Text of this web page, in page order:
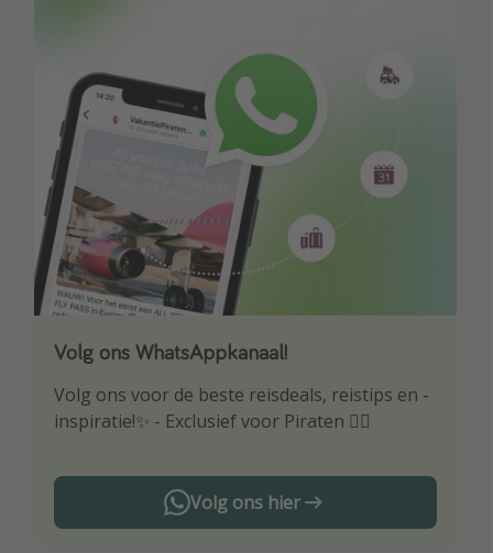
Volg ons WhatsAppkanaal!
Volg ons voor de beste reisdeals, reistips en -
inspiratie!✨ - Exclusief voor Piraten 🏴‍☠️
Volg ons hier
Download onze app
Wees als eerste op de hoogte van de beste
reisaanbiedingen